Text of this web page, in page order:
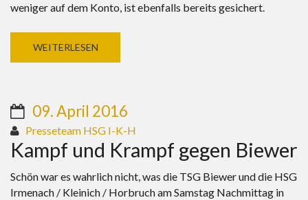
weniger auf dem Konto, ist ebenfalls bereits gesichert.
WEITERLESEN
09. April 2016
Presseteam HSG I-K-H
Kampf und Krampf gegen Biewer
Schön war es wahrlich nicht, was die TSG Biewer und die HSG
Irmenach / Kleinich / Horbruch am Samstag Nachmittag in